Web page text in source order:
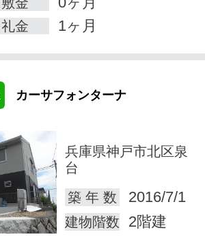
礼金 1ヶ月
カーサフォンターナ
兵庫県神戸市北区泉
台
築 年 数
2016/7/1
建物階数 2階建